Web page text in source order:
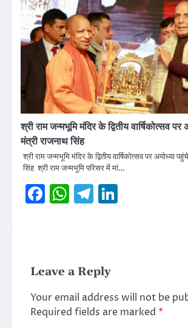
श्री राम जन्मभूमि मंदिर के द्वितीय वार्षिकोत्सव पर
मंत्री राजनाथ सिंह
श्री राम जन्मभूमि मंदिर के द्वितीय वार्षिकोत्सव पर अयोध्या
सिंह श्री राम जन्मभूमि परिसर में मां…
Facebook
WhatsApp
Telegram
Leave a Reply
Your email address will not be
Required fields are marked *